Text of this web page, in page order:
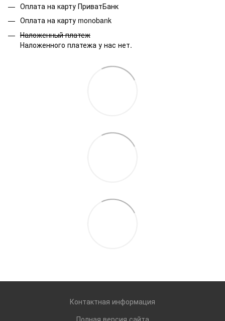
Оплата на карту ПриватБанк
Оплата на карту monobank
Наложенный платеж
Наложенного платежа у нас нет.
Контактная информация
Полная версия сайта